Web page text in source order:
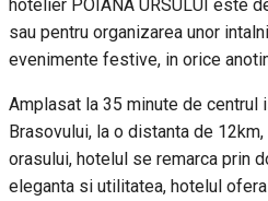
hotelier POIANA URSULUI este
sau pentru organizarea unor
evenimente festive, in orice
Amplasat la 35 minute de
Brasovului, la o distanta de
orasului, hotelul se remarca prin
eleganta si utilitatea, hotelul